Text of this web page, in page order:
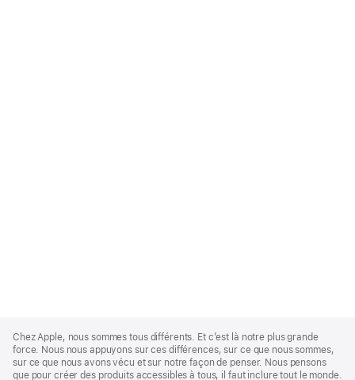
Footer
Chez Apple, nous sommes tous différents. Et c’est là notre plus grande
force. Nous nous appuyons sur ces différences, sur ce que nous sommes,
sur ce que nous avons vécu et sur notre façon de penser. Nous pensons
que pour créer des produits accessibles à tous, il faut inclure tout le monde.